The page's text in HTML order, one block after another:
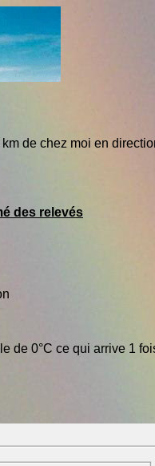
de chez moi en
des relevés
de 0°C ce qui arrive 1